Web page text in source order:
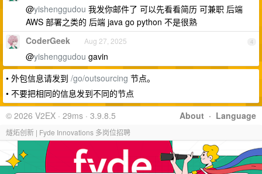
@yishenggudou 我发你邮件了 可以先看看简历 可兼职 后端
AWS 部署之类的 后端 java go python 不是很熟
4
CoderGeek Aug 27, 2025
@yishenggudou gavin
• 外包信息请发到 /go/outsourcing 节点。
• 不要把相同的信息发到不同的节点
About · Language
© 2026 V2EX · 29ms · 3.9.8.5
燧炻创新 | Fyde Innovations 多岗位招聘